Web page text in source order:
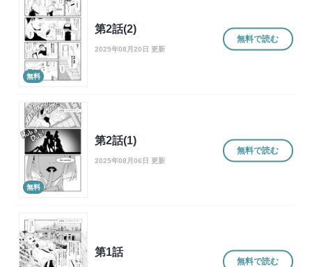
無料
第2話(2)
2025年08月20日 更新
無料で読む
無料
第2話(1)
2025年08月06日 更新
無料で読む
第1話
無料で読む